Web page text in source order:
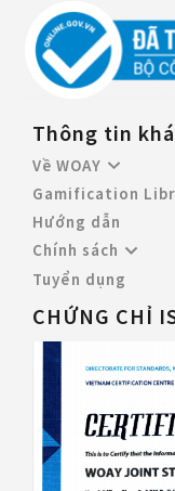
Thông tin
Về WOAY
Gamification
Hướng dẫn
Chính sách
Tuyển dụng
CHỨNG CHỈ